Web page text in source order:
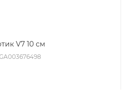
V7 10 см